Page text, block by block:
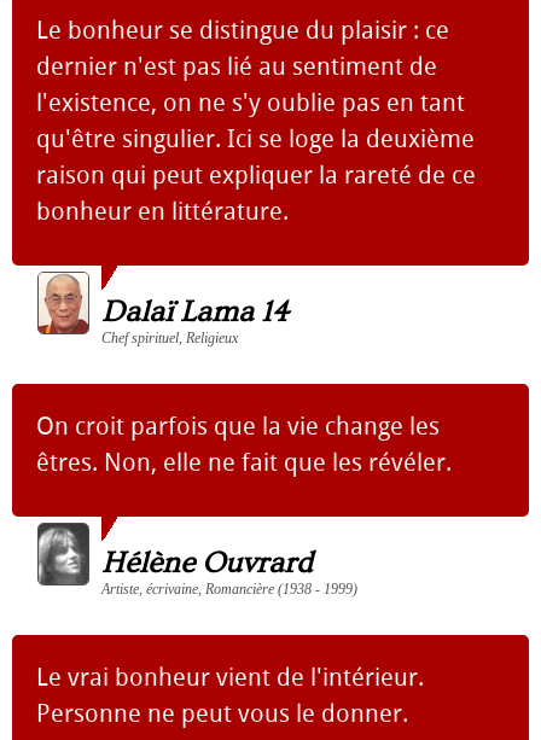
Le bonheur se distingue du plaisir : ce
dernier n'est pas lié au sentiment de
l'existence, on ne s'y oublie pas en tant
qu'être singulier. Ici se loge la deuxième
raison qui peut expliquer la rareté de ce
bonheur en littérature.
Dalaï Lama 14
Chef spirituel, Religieux
On croit parfois que la vie change les
êtres. Non, elle ne fait que les révéler.
Hélène Ouvrard
Artiste, écrivaine, Romancière (1938 - 1999)
Le vrai bonheur vient de l'intérieur.
Personne ne peut vous le donner.